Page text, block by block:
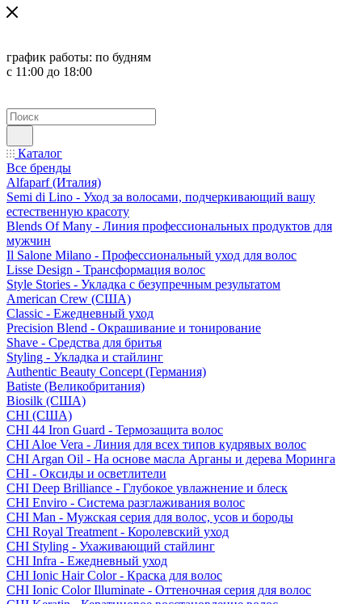
график работы: по будням
с 11:00 до 18:00
Каталог
Все бренды
Alfaparf (Италия)
Semi di Lino - Уход за волосами, подчеркивающий вашу
естественную красоту
Blends Of Many - Линия профессиональных продуктов для
мужчин
Il Salone Milano - Профессиональный уход для волос
Lisse Design - Трансформация волос
Style Stories - Укладка с безупречным результатом
American Crew (США)
Classic - Ежедневный уход
Precision Blend - Окрашивание и тонирование
Shave - Средства для бритья
Styling - Укладка и стайлинг
Authentic Beauty Concept (Германия)
Batiste (Великобритания)
Biosilk (США)
CHI (США)
CHI 44 Iron Guard - Термозащита волос
CHI Aloe Vera - Линия для всех типов кудрявых волос
CHI Argan Oil - На основе масла Арганы и дерева Моринга
CHI - Оксиды и осветлители
CHI Deep Brilliance - Глубокое увлажнение и блеск
CHI Enviro - Система разглаживания волос
CHI Man - Мужская серия для волос, усов и бороды
CHI Royal Treatment - Королевский уход
CHI Styling - Ухаживающий стайлинг
CHI Infra - Ежедневный уход
CHI Ionic Hair Color - Краска для волос
CHI Ionic Color Illuminate - Оттеночная серия для волос